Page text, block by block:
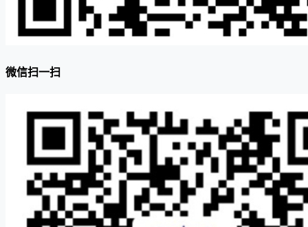
微信扫一扫